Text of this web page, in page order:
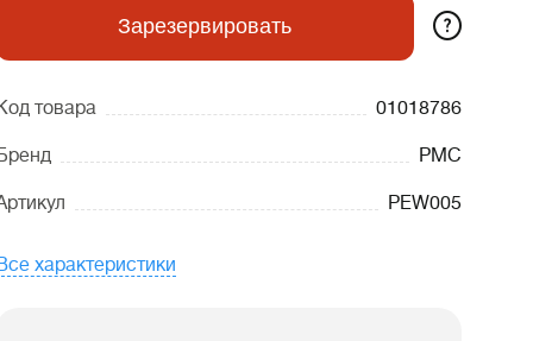
Зарезервировать ?
товара 01018786
PMC
PEW005
характеристики